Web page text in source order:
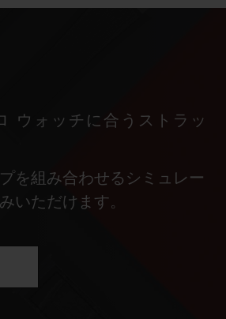
ウォッチに合うストラッ
を組み合わせるシミュレー
いただけます。